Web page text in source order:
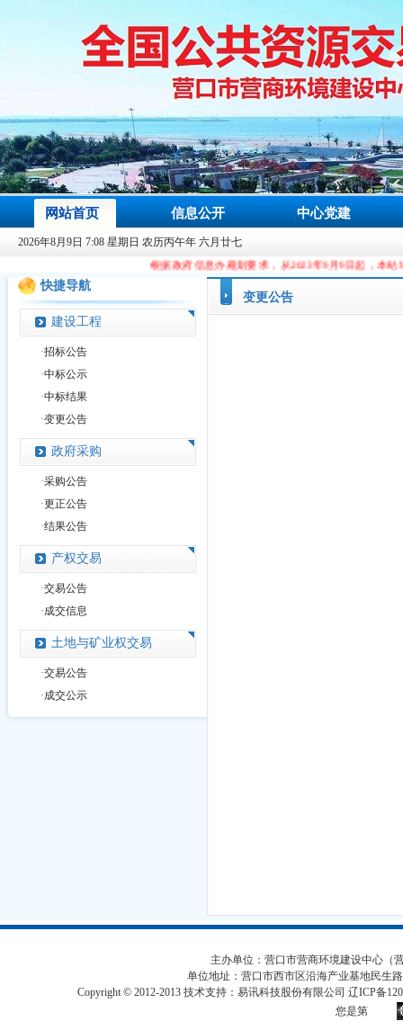
网站首页 信息公开 中心党建
2026年8月9日 7:08 星期日 农历丙午年 六月廿七
根据政府信息办规划要求，从2023年9月9日起，本站域名由
快捷导航
建设工程
·招标公告
·中标公示
·中标结果
·变更公告
政府采购
·采购公告
·更正公告
·结果公告
产权交易
·交易公告
·成交信息
土地与矿业权交易
·交易公告
·成交公示
变更公告
主办单位：营口市营商环境建设中心（
单位地址：营口市西市区沿海产业基地民生
Copyright © 2012-2013 技术支持：易讯科技股份有限公司 辽ICP备
您是第